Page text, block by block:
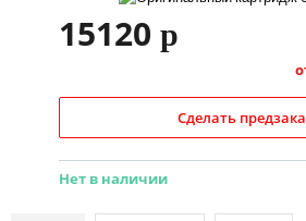
Canon
Epson
HP
15120 p
Сделать
Нет в наличии